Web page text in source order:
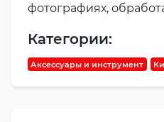
фотографиях,
Категории:
Аксессуары и инструмент